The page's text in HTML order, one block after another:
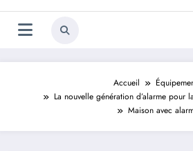
Accueil
La nouvelle génération d’alarme pour
Maison avec